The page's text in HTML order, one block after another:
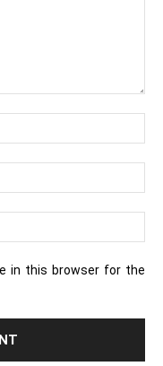
in this browser for the